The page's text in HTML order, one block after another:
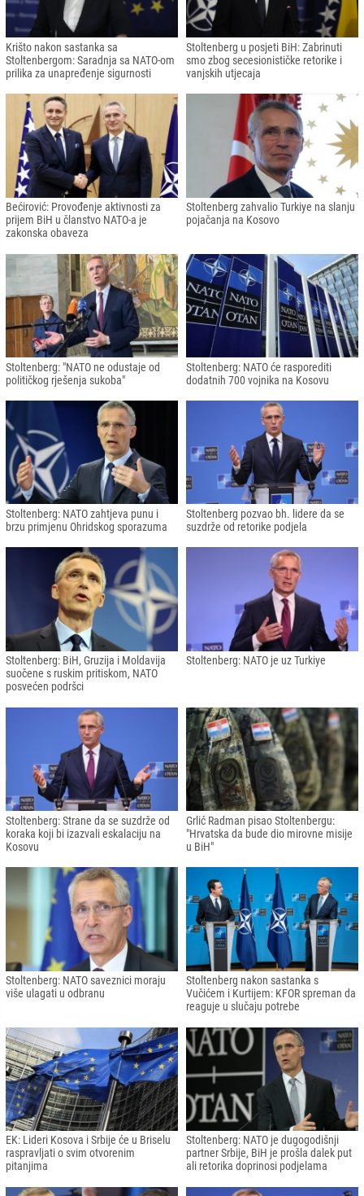
Krišto nakon sastanka sa
Stoltenbergom: Saradnja sa NATO-om
prilika za unapređenje sigurnosti
Stoltenberg u posjeti BiH: Zabrinuti
smo zbog secesionističke retorike i
vanjskih utjecaja
Bećirović: Provođenje aktivnosti za
prijem BiH u članstvo NATO-a je
zakonska obaveza
Stoltenberg zahvalio Turkiye na slanju
pojačanja na Kosovo
Stoltenberg: "NATO ne odustaje od
političkog rješenja sukoba"
Stoltenberg: NATO će rasporediti
dodatnih 700 vojnika na Kosovu
Stoltenberg: NATO zahtjeva punu i
brzu primjenu Ohridskog sporazuma
Stoltenberg pozvao bh. lidere da se
suzdrže od retorike podjela
Stoltenberg: BiH, Gruzija i Moldavija
suočene s ruskim pritiskom, NATO
posvećen podršci
Stoltenberg: NATO je uz Turkiye
Stoltenberg: Strane da se suzdrže od
koraka koji bi izazvali eskalaciju na
Kosovu
Grlić Radman pisao Stoltenbergu:
"Hrvatska da bude dio mirovne misije
u BiH"
Stoltenberg: NATO saveznici moraju
više ulagati u odbranu
Stoltenberg nakon sastanka s
Vučićem i Kurtijem: KFOR spreman da
reaguje u slučaju potrebe
EK: Lideri Kosova i Srbije će u Briselu
raspravljati o svim otvorenim
pitanjima
Stoltenberg: NATO je dugogodišnji
partner Srbije, BiH je prošla dalek put
ali retorika doprinosi podjelama